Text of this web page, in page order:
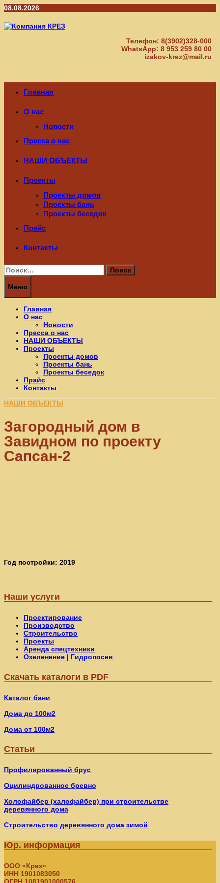
Перейти
содержимому
08.08.2026
Телефон: 8(3902)328-000
WhatsApp: 8 953 259 80 00
izakov-krez@mail.ru
Главная
О нас
Новости
Пресса о нас
НАШИ ОБЪЕКТЫ
Проекты
Проекты домов
Проекты бань
Проекты беседок
Прайс
Контакты
Найти:
Меню
Главная
О нас
Новости
Пресса о нас
НАШИ ОБЪЕКТЫ
Проекты
Проекты домов
Проекты бань
Проекты беседок
Прайс
Контакты
НАШИ ОБЪЕКТЫ
Загородный дом в
Завидном по проекту
Сапсан-2
Год постройки: 2019
Наши услуги
Проектирование
Производство
Строительство
Проекты
Аренда спецтехники
Озеленение | Гидропосев
Скачать каталоги в PDF
Каталог бани
Дома до 100м2
Дома от 100м2
Статьи
Профилированный брус
Оцилиндрованное бревно
Холофайбер (халофайбер) при строительстве
деревянного дома
Строительство деревянного дома зимой
Юр. информация
ООО «Крез»
ИНН 1901083050